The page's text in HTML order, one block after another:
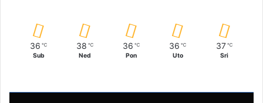
36 ℃
Sub
38 ℃
Ned
36 ℃
Pon
36 ℃
Uto
37 ℃
Sri